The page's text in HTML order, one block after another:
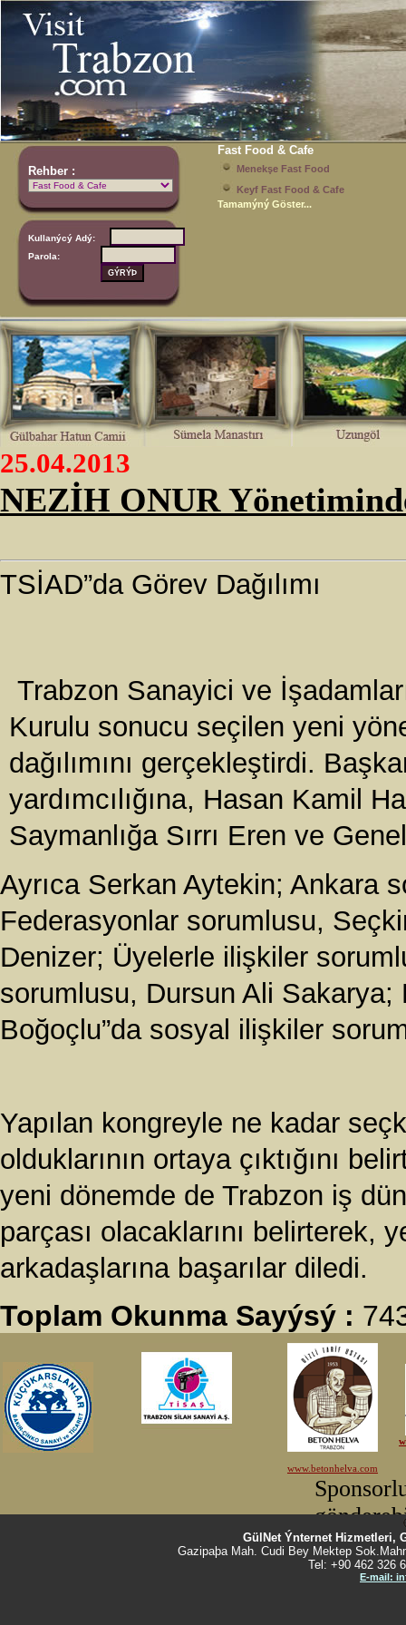
Rehber :
Fast Food & Cafe
Menekşe Fast Food
Keyf Fast Food & Cafe
Tamamýný Göster...
Kullanýcý Adý:
Parola:
25.04.2013
NEZİH ONUR
TSİAD”da Görev Dağılımı
Trabzon Sanayici ve
Kurulu sonucu seçilen yeni
dağılımını gerçekleştirdi.
yardımcılığına, Hasan Kamil
Saymanlığa Sırrı Eren ve
Ayrıca Serkan Aytekin; Ankara
Federasyonlar sorumlusu,
Denizer; Üyelerle ilişkiler
sorumlusu, Dursun Ali
Boğoçlu”da sosyal ilişkiler
Yapılan kongreyle ne kadar
olduklarının ortaya çıktığını
yeni dönemde de Trabzon iş
parçası olacaklarını belirterek,
arkadaşlarına başarılar diledi.
Toplam Okunma Sayýsý :
GülNet Ýnternet Hizmetleri,
Gazipaþa Mah. Cudi Bey Mektep
Tel: +90 462 326
E-mail: